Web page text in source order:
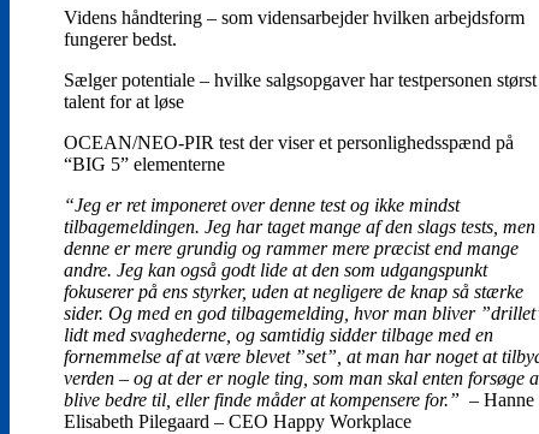
Videns håndtering – som vidensarbejder hvilken arbejdsform
fungerer bedst.
Sælger potentiale – hvilke salgsopgaver har testpersonen størst
talent for at løse
OCEAN/NEO-PIR test der viser et personlighedsspænd på
“BIG 5” elementerne
“Jeg er ret imponeret over denne test og ikke mindst
tilbagemeldingen. Jeg har taget mange af den slags tests, men
denne er mere grundig og rammer mere præcist end mange
andre. Jeg kan også godt lide at den som udgangspunkt
fokuserer på ens styrker, uden at negligere de knap så stærke
sider. Og med en god tilbagemelding, hvor man bliver
lidt med svaghederne, og samtidig sidder tilbage med en
fornemmelse af at være blevet ”set”, at man har noget at
verden – og at der er nogle ting, som man skal enten forsøge
blive bedre til, eller finde måder at kompensere for.” – Hanne
Elisabeth Pilegaard – CEO Happy Workplace